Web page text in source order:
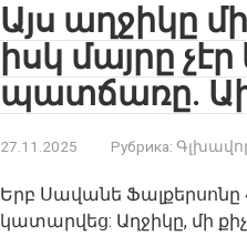
Այս աղջիկը
իսկ մայրը
պատճառը.
27.11.2025 Рубрика:
Երբ Սավանե
կատարվեց: Աղջիկը, մի